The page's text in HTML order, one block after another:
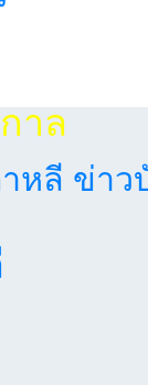
าล
หลี ข่าว